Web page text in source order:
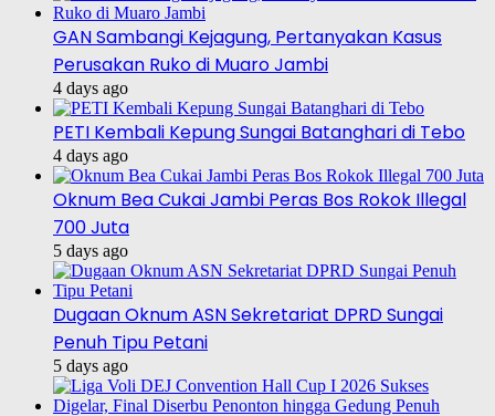
GAN Sambangi Kejagung, Pertanyakan Kasus
Perusakan Ruko di Muaro Jambi
4 days ago
PETI Kembali Kepung Sungai Batanghari di Tebo
4 days ago
Oknum Bea Cukai Jambi Peras Bos Rokok Illegal
700 Juta
5 days ago
Dugaan Oknum ASN Sekretariat DPRD Sungai
Penuh Tipu Petani
5 days ago